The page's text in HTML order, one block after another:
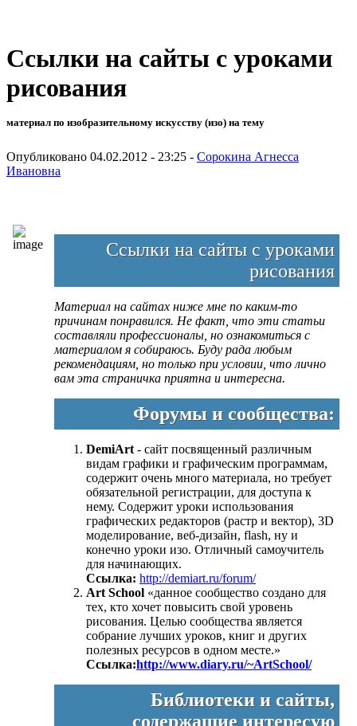
Ссылки на сайты с уроками
рисования
материал по изобразительному искусству (изо) на тему
Опубликовано 04.02.2012 - 23:25 - Сорокина Агнесса
Ивановна
Ссылки на сайты с уроками
рисования
Материал на сайтах ниже мне по каким-то
причинам понравился. Не факт, что эти статьи
составляли профессионалы, но ознакомиться с
материалом я собираюсь. Буду рада любым
рекомендациям, но только при условии, что лично
вам эта страничка приятна и интересна.
Форумы и сообщества:
DemiArt - сайт посвященный различным
видам графики и графическим программам,
содержит очень много материала, но требует
обязательной регистрации, для доступа к
нему. Содержит уроки использования
графических редакторов (растр и вектор), 3D
моделирование, веб-дизайн, flash, ну и
конечно уроки изо. Отличный самоучитель
для начинающих.
Ссылка: http://demiart.ru/forum/
Art School «данное сообщество создано для
тех, кто хочет повысить свой уровень
рисования. Целью сообщества является
собрание лучших уроков, книг и других
полезных ресурсов в одном месте.»
Ссылка:http://www.diary.ru/~ArtSchool/
Библиотеки и сайты,
содержащие интересую